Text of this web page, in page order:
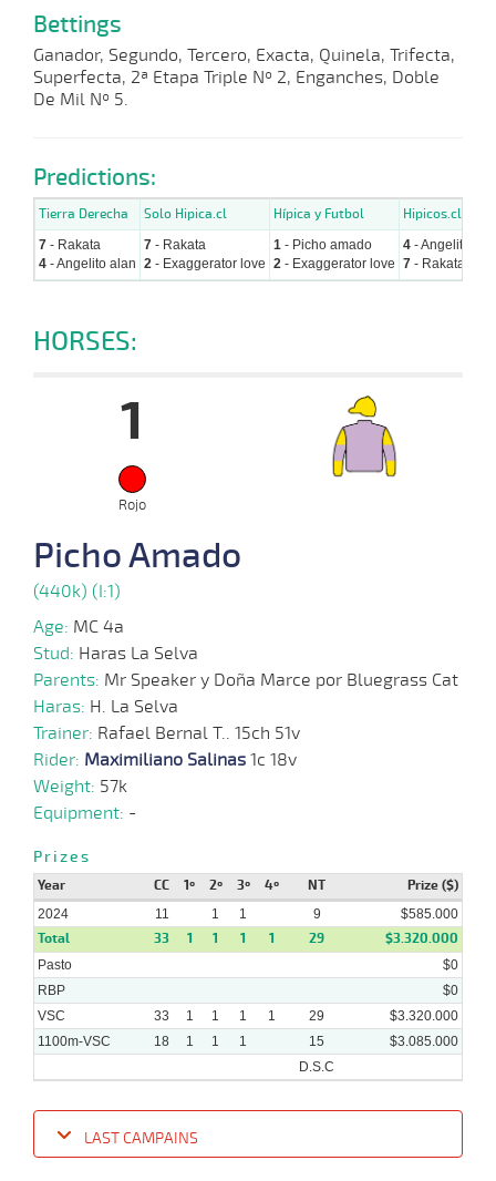
Bettings
Ganador, Segundo, Tercero, Exacta, Quinela, Trifecta,
Superfecta, 2ª Etapa Triple Nº 2, Enganches, Doble
De Mil Nº 5.
Predictions:
Tierra Derecha Solo Hipica.cl Hípica y Futbol Hipicos.cl
7 - Rakata
4 - Angelito alan
7 - Rakata
2 - Exaggerator love
1 - Picho amado
2 - Exaggerator love
4 - Angelito
7 - Rakata
HORSES:
1
Rojo
Picho Amado
(440k) (I:1)
Age: MC 4a
Stud: Haras La Selva
Parents: Mr Speaker y Doña Marce por Bluegrass Cat
Haras: H. La Selva
Trainer: Rafael Bernal T.. 15ch 51v
Rider: Maximiliano Salinas 1c 18v
Weight: 57k
Equipment: -
Prizes
Year CC 1º 2º 3º 4º NT Prize ($)
2024 11 1 1 9 $585.000
Total 33 1 1 1 1 29 $3.320.000
Pasto
$0
RBP
$0
VSC
33 1 1 1 1 29
$3.320.000
1100m-VSC
18 1 1 1 15
$3.085.000
D.S.C
LAST CAMPAINS